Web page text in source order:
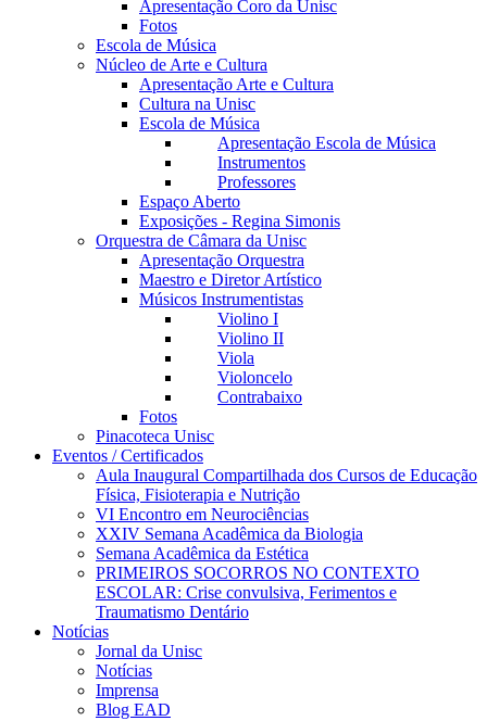
Apresentação Coro da Unisc
Fotos
Escola de Música
Núcleo de Arte e Cultura
Apresentação Arte e Cultura
Cultura na Unisc
Escola de Música
Apresentação Escola de Música
Instrumentos
Professores
Espaço Aberto
Exposições - Regina Simonis
Orquestra de Câmara da Unisc
Apresentação Orquestra
Maestro e Diretor Artístico
Músicos Instrumentistas
Violino I
Violino II
Viola
Violoncelo
Contrabaixo
Fotos
Pinacoteca Unisc
Eventos / Certificados
Aula Inaugural Compartilhada dos Cursos de Educação
Física, Fisioterapia e Nutrição
VI Encontro em Neurociências
XXIV Semana Acadêmica da Biologia
Semana Acadêmica da Estética
PRIMEIROS SOCORROS NO CONTEXTO
ESCOLAR: Crise convulsiva, Ferimentos e
Traumatismo Dentário
Notícias
Jornal da Unisc
Notícias
Imprensa
Blog EAD